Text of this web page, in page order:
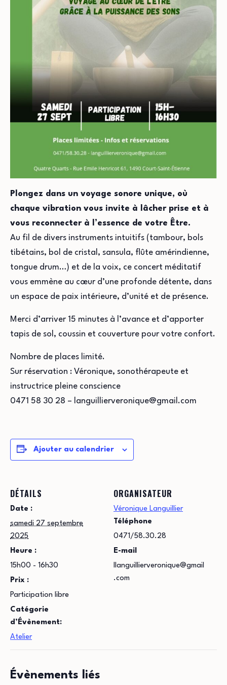
Plongez dans un voyage sonore unique, où
chaque vibration vous invite à lâcher prise et à
vous reconnecter à l’essence de votre Être.
Au fil de divers instruments intuitifs (tambour, bols
tibétains, bol de cristal, sansula, flûte amérindienne,
tongue drum…) et de la voix, ce concert méditatif
vous emmène au cœur d’une profonde détente, dans
un espace de paix intérieure, d’unité et de présence.
Merci d’arriver 15 minutes à l’avance et d’apporter
tapis de sol, coussin et couverture pour votre confort.
Nombre de places limité.
Sur réservation : Véronique, sonothérapeute et
instructrice pleine conscience
0471 58 30 28 – languillierveronique@gmail.com
Ajouter au calendrier
DÉTAILS
Date :
samedi 27 septembre
2025
Heure :
15h00 - 16h30
Prix :
Participation libre
Catégorie
d’Évènement:
Atelier
ORGANISATEUR
Véronique Languillier
Téléphone
0471/58.30.28
E-mail
llanguillierveronique@gmail
.com
Évènements liés